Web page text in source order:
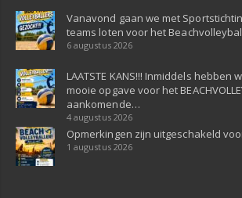
Vanavond gaan we met
teams loten voor het
6 augustus 2026
LAATSTE KANS!!! Inmiddels hebben
mooie opgave voor het
aankomende…
4 augustus 2026
Opmerkingen zijn uitgeschakeld
1 augustus 2026